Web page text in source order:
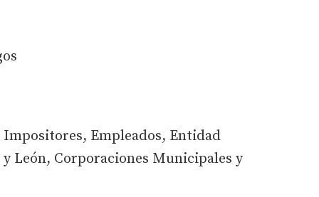
Empleados, Entidad
León, Corporaciones Municipales y